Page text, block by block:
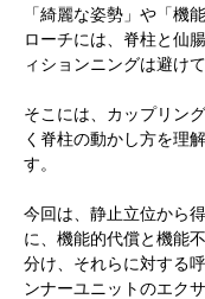
「綺麗な姿勢」や「機
ローチには、脊柱と仙
ィションニングは避け
そこには、カップリン
く脊柱の動かし方を理
す。
今回は、静止立位から
に、機能的代償と機能
分け、それらに対する
ンナーユニットのエク